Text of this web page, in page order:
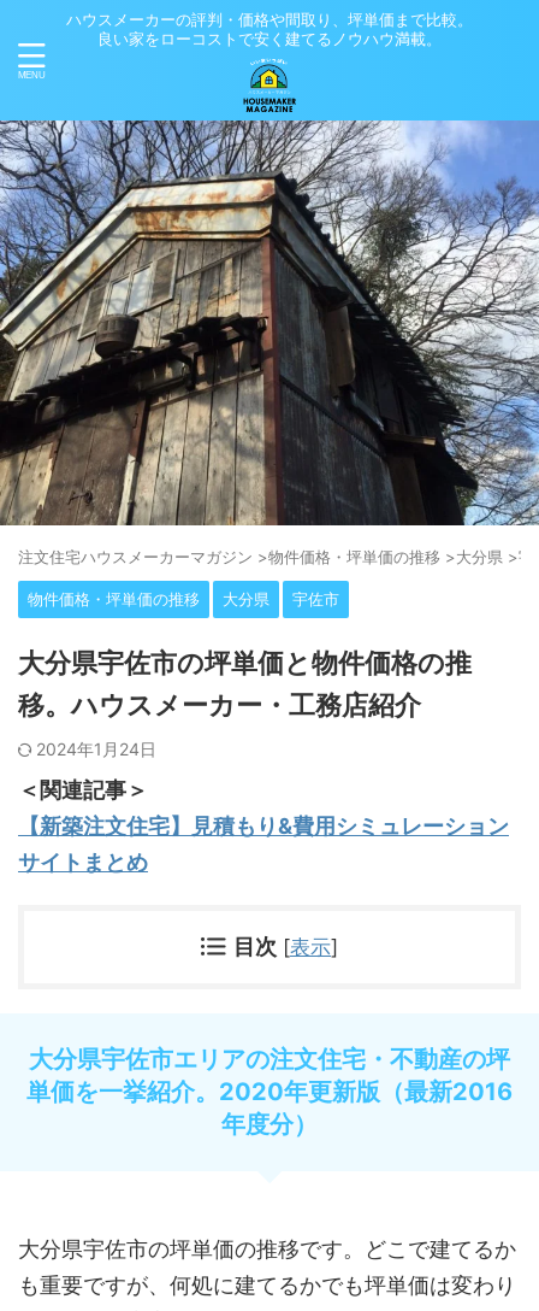
ハウスメーカーの評判・価格や間取り、坪単価まで比較。
良い家をローコストで安く建てるノウハウ満載。
注⽂住宅ハウスメーカーマガジン >物件価格・坪単価の推移 >大分県 >宇
物件価格・坪単価の推移 大分県 宇佐市
大分県宇佐市の坪単価と物件価格の推
移。ハウスメーカー・工務店紹介
2024年1月24日
＜関連記事＞
【新築注文住宅】見積もり&費用シミュレーション
サイトまとめ
目次 [表示]
大分県宇佐市エリアの注文住宅・不動産の坪
単価を一挙紹介。2020年更新版（最新2016
年度分）
大分県宇佐市の坪単価の推移です。どこで建てるか
も重要ですが、何処に建てるかでも坪単価は変わり